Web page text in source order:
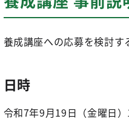
養成講座への応募を検討
日時
令和7年9月19日（金曜日